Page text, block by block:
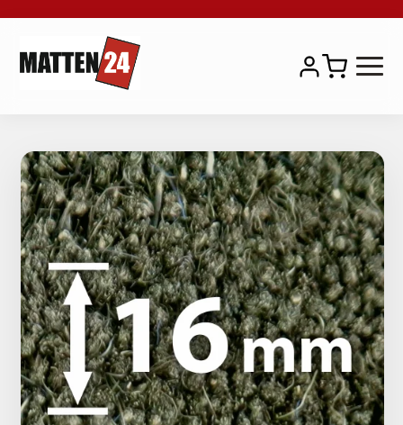
Natur Kokosmatten
Premium Kokosmatten
Farbige Kokosmatten
Kokosgittermatten